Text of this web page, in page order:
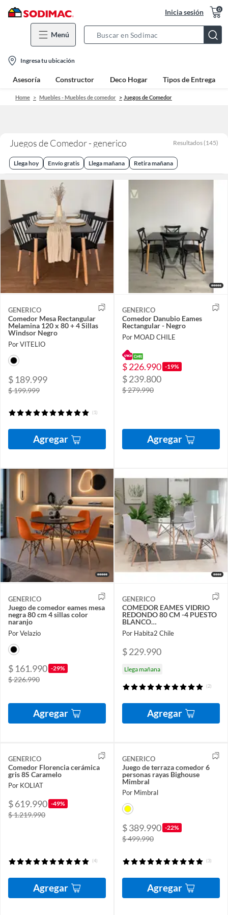
Inicia sesión 0
Menú
Bar
location-
icon
Ingresa tu ubicación
Asesoría Constructor Deco Hogar Tipos de Entrega
Home Muebles - Muebles de comedor Juegos de Comedor
Juegos de Comedor - generico Resultados (145)
Llega hoy Envío gratis Llega mañana Retira mañana
GENERICO
Comedor Mesa Rectangular
Melamina 120 x 80 + 4 Sillas
Windsor Negro
Por VITELIO
$ 189.999
$ 199.999
(1)
Agregar
GENERICO
Comedor Danubio Eames
Rectangular - Negro
Por MOAD CHILE
$ 226.990 -19%
$ 239.800
$ 279.990
Agregar
GENERICO
Juego de comedor eames mesa
negra 80 cm 4 sillas color
naranjo
Por Velazio
$ 161.990 -29%
$ 226.990
Agregar
GENERICO
COMEDOR EAMES VIDRIO
REDONDO 80 CM -4 PUESTO
BLANCO…
Por Habita2 Chile
$ 229.990
Llega mañana
(2)
Agregar
GENERICO
Comedor Florencia cerámica
gris 8S Caramelo
Por KOLIAT
$ 619.990 -49%
$ 1.219.990
(4)
Agregar
GENERICO
Juego de terraza comedor 6
personas rayas Bighouse
Mimbral
Por Mimbral
$ 389.990 -22%
$ 499.990
(3)
Agregar